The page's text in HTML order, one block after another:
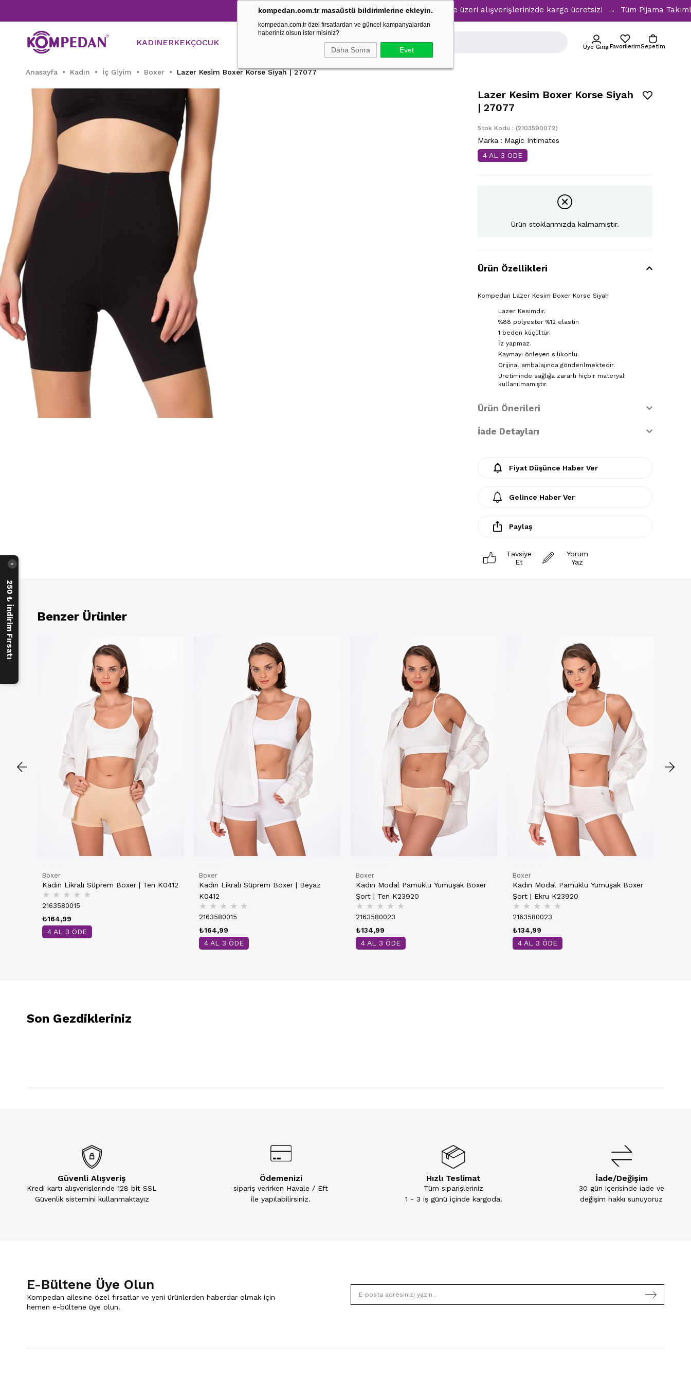
kompedan.com.tr masaüstü bildirimlerine ekleyin.
kompedan.com.tr özel fırsatlardan ve güncel kampanyalardan
haberiniz olsun ister misiniz?
Daha Sonra Evet
Tüm Pijama Takımlarında %30 İndirim → 1500 TL ve üzeri alışverişlerinizde kargo ücretsiz! → Tüm Pijama
KADINERKEKÇOCUK Üye GirişiFavorilerimSepetim
Anasayfa Kadın İç Giyim Boxer Lazer Kesim Boxer Korse Siyah | 27077
Lazer Kesim Boxer Korse Siyah
| 27077
Stok Kodu (2103590072)
Marka : Magic Intimates
4 AL 3 ÖDE
Ürün stoklarımızda kalmamıştır.
Ürün Özellikleri
Kompedan Lazer Kesim Boxer Korse Siyah
Lazer Kesimdir.
%88 polyester %12 elastin
1 beden küçültür.
İz yapmaz.
Kaymayı önleyen silikonlu.
Orijinal ambalajında gönderilmektedir.
Üretiminde sağlığa zararlı hiçbir materyal
kullanılmamıştır.
Ürün Önerileri
İade Detayları
Fiyat Düşünce Haber Ver
Gelince Haber Ver
Paylaş
Tavsiye
Et
Yorum
Yaz
Benzer Ürünler
Boxer
Kadın Likralı Süprem Boxer | Ten K0412
★ ★ ★ ★ ★
2163580015
₺164,99
4 AL 3 ÖDE
Boxer
Kadın Likralı Süprem Boxer | Beyaz
K0412
★ ★ ★ ★ ★
2163580015
₺164,99
4 AL 3 ÖDE
Boxer
Kadın Modal Pamuklu Yumuşak Boxer
Şort | Ten K23920
★ ★ ★ ★ ★
2163580023
₺134,99
4 AL 3 ÖDE
Boxer
Kadın Modal Pamuklu Yumuşak Boxer
Şort | Ekru K23920
★ ★ ★ ★ ★
2163580023
₺134,99
4 AL 3 ÖDE
Son Gezdikleriniz
Güvenli Alışveriş
Kredi kartı alışverişlerinde 128 bit SSL
Güvenlik sistemini kullanmaktayız
Ödemenizi
sipariş verirken Havale / Eft
ile yapılabilirsiniz.
Hızlı Teslimat
Tüm siparişleriniz
1 - 3 iş günü içinde kargoda!
İade/Değişim
30 gün içerisinde iade ve
değişim hakkı sunuyoruz
E-Bültene Üye Olun
Kompedan ailesine özel fırsatlar ve yeni ürünlerden haberdar olmak için
hemen e-bültene üye olun!
250 ₺ İndirim Fırsatı
›